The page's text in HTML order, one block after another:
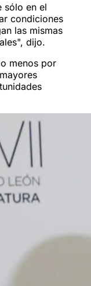
sólo en el
condiciones
las mismas
dijo.
menos por